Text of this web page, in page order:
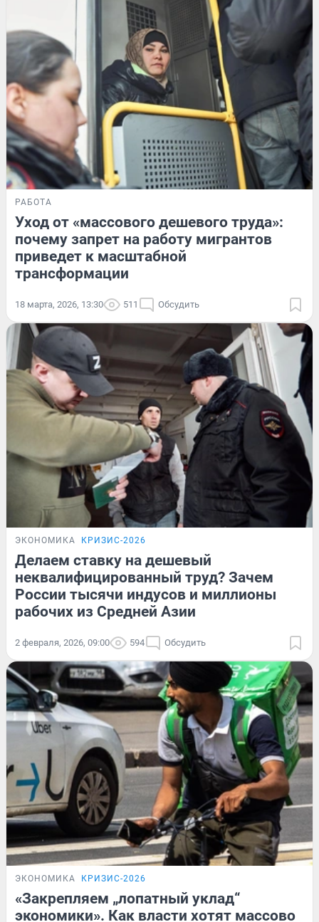
РАБОТА
Уход от «массового дешевого труда»:
почему запрет на работу мигрантов
приведет к масштабной
трансформации
18 марта, 2026, 13:30 511 Обсудить
ЭКОНОМИКА КРИЗИС-2026
Делаем ставку на дешевый
неквалифицированный труд? Зачем
России тысячи индусов и миллионы
рабочих из Средней Азии
2 февраля, 2026, 09:00 594 Обсудить
ЭКОНОМИКА КРИЗИС-2026
«Закрепляем „лопатный уклад“
экономики». Как власти хотят массово